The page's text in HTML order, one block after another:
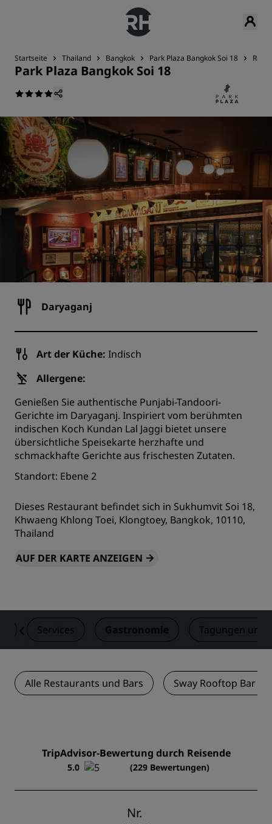
Startseite Thailand Bangkok Park Plaza Bangkok Soi 18
Park Plaza Bangkok Soi 18
Daryaganj
Art der Küche: Indisch
Allergene:
Genießen Sie authentische Punjabi-Tandoori-
Gerichte im Daryaganj. Inspiriert vom berühmten
indischen Koch Kundan Lal Jaggi bietet unsere
übersichtliche Speisekarte herzhafte und
schmackhafte Gerichte aus frischesten Zutaten.
Standort: Ebene 2
Dieses Restaurant befindet sich in Sukhumvit Soi 18,
Khwaeng Khlong Toei, Klongtoey, Bangkok, 10110,
Thailand
AUF DER KARTE ANZEIGEN
Services Gastronomie Tagungen und
Alle Restaurants und Bars Sway Rooftop Bar
TripAdvisor-Bewertung durch Reisende
5.0 (229 Bewertungen)
Nr.